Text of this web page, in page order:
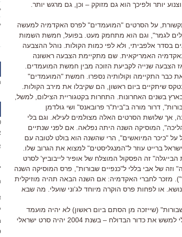
יותר ולפיכך הוא גם מזוקק – וכן, גם מרגש יותר.
על הסרטים "המועמדים" לפרס האקדמיה למעשה
לגמר", וגם הוא מתחמק מעט. בפועל, חמשת השמות
בסדר אלפביתי, ולא לפי כמות הקולות. נוהל ההצבעה
האמריקאית. שם מתקיימת הצבעה ראשונה
הצבעה שנייה לקביעת הזוכה מבין חמשת המועמדים.
כבר התקיימה וקולותיה נספרו. חמשת "המועמדים"
שיתקיים ביום ראשון, הם שקיבלו את מירב הקולות.
בשנים האחרונות. התחרות בקטגוריית הצילום, למשל,
דרור מורה ב"בית"ר פרובאנס" ושי גולדמן
אך שלושת הסרטים האלה מצולמים לעילא. וגם בלי
המוסיקה השנה היתה נפלאה. אם לפני שנתיים
על "כיכר המיואשים", הרי שהשנה הוא בולט לטובה עם
ברייט עוזר ל"המנגליסטים" למצוא את הגרוב שלו.
זה הפסקול המוצלח של אופיר לייבוביץ' לסרט
וזה של אבי בללי ל"כנפיים שבורות", פרס המוסיקה השנה
מזכר לחברי האקדמיה: אם השנה הבאה תהיה מוזיקלית
או לפחות פרס הוקרה מיוחד לג'וני שועלי. מה שבא
(שייזכה מן הסתם ביום ראשון) לא יהיה מועמד
השנה לאוסקר על הסרט הזר. אבל – הרשו לי למשש את כדור הבדולח – בשנת 2004 יהיה סרט ישראלי